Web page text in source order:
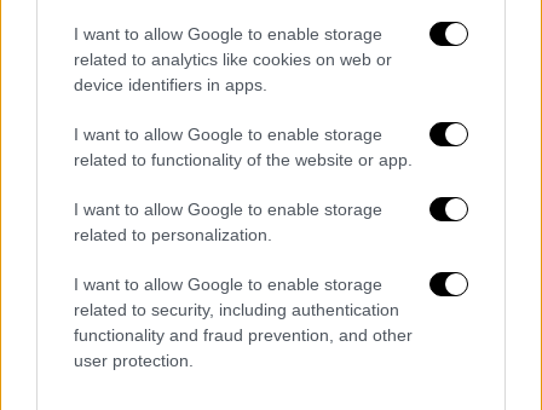
I want to allow Google to enable storage
related to analytics like cookies on web or
device identifiers in apps.
I want to allow Google to enable storage
related to functionality of the website or app.
I want to allow Google to enable storage
related to personalization.
I want to allow Google to enable storage
related to security, including authentication
functionality and fraud prevention, and other
user protection.
συνάντηση των δύο ηγετών που συζητούν
για τον τερματισμό του πολέμου με την
Με τη γλώσσα του σώματος να μαρτυρά ένα
καλό κλίμα μεταξύ των δύο η φωτογραφία
μάλλον θέλει να προϊδεάσει για μία θετική
έκβαση στις πολύωρες συνομιλίες που είναι
σε εξέλιξη, παρουσία και των ευρωπαίων
ηγετών.
Pursuing Peace.